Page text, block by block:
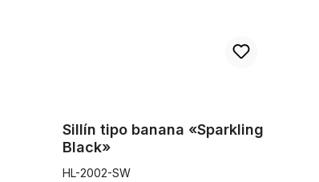
Sillín tipo banana «Sparkling
Black»
HL-2002-SW